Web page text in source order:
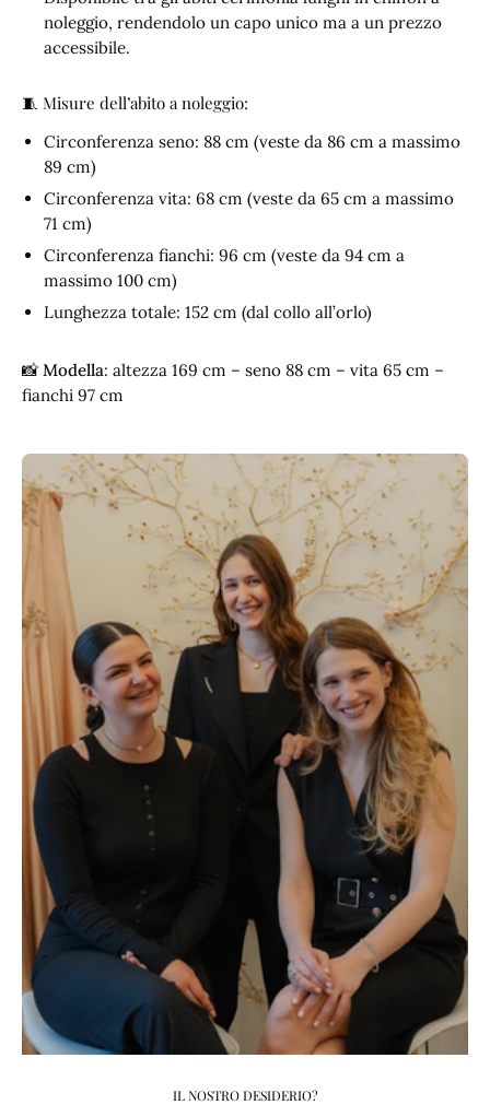
noleggio, rendendolo un capo unico ma a un prezzo
accessibile.
🧵 Misure dell’abito a noleggio:
Circonferenza seno: 88 cm (veste da 86 cm a massimo
89 cm)
Circonferenza vita: 68 cm (veste da 65 cm a massimo
71 cm)
Circonferenza fianchi: 96 cm (veste da 94 cm a
massimo 100 cm)
Lunghezza totale: 152 cm (dal collo all’orlo)
📸 Modella: altezza 169 cm – seno 88 cm – vita 65 cm –
fianchi 97 cm
IL NOSTRO DESIDERIO?